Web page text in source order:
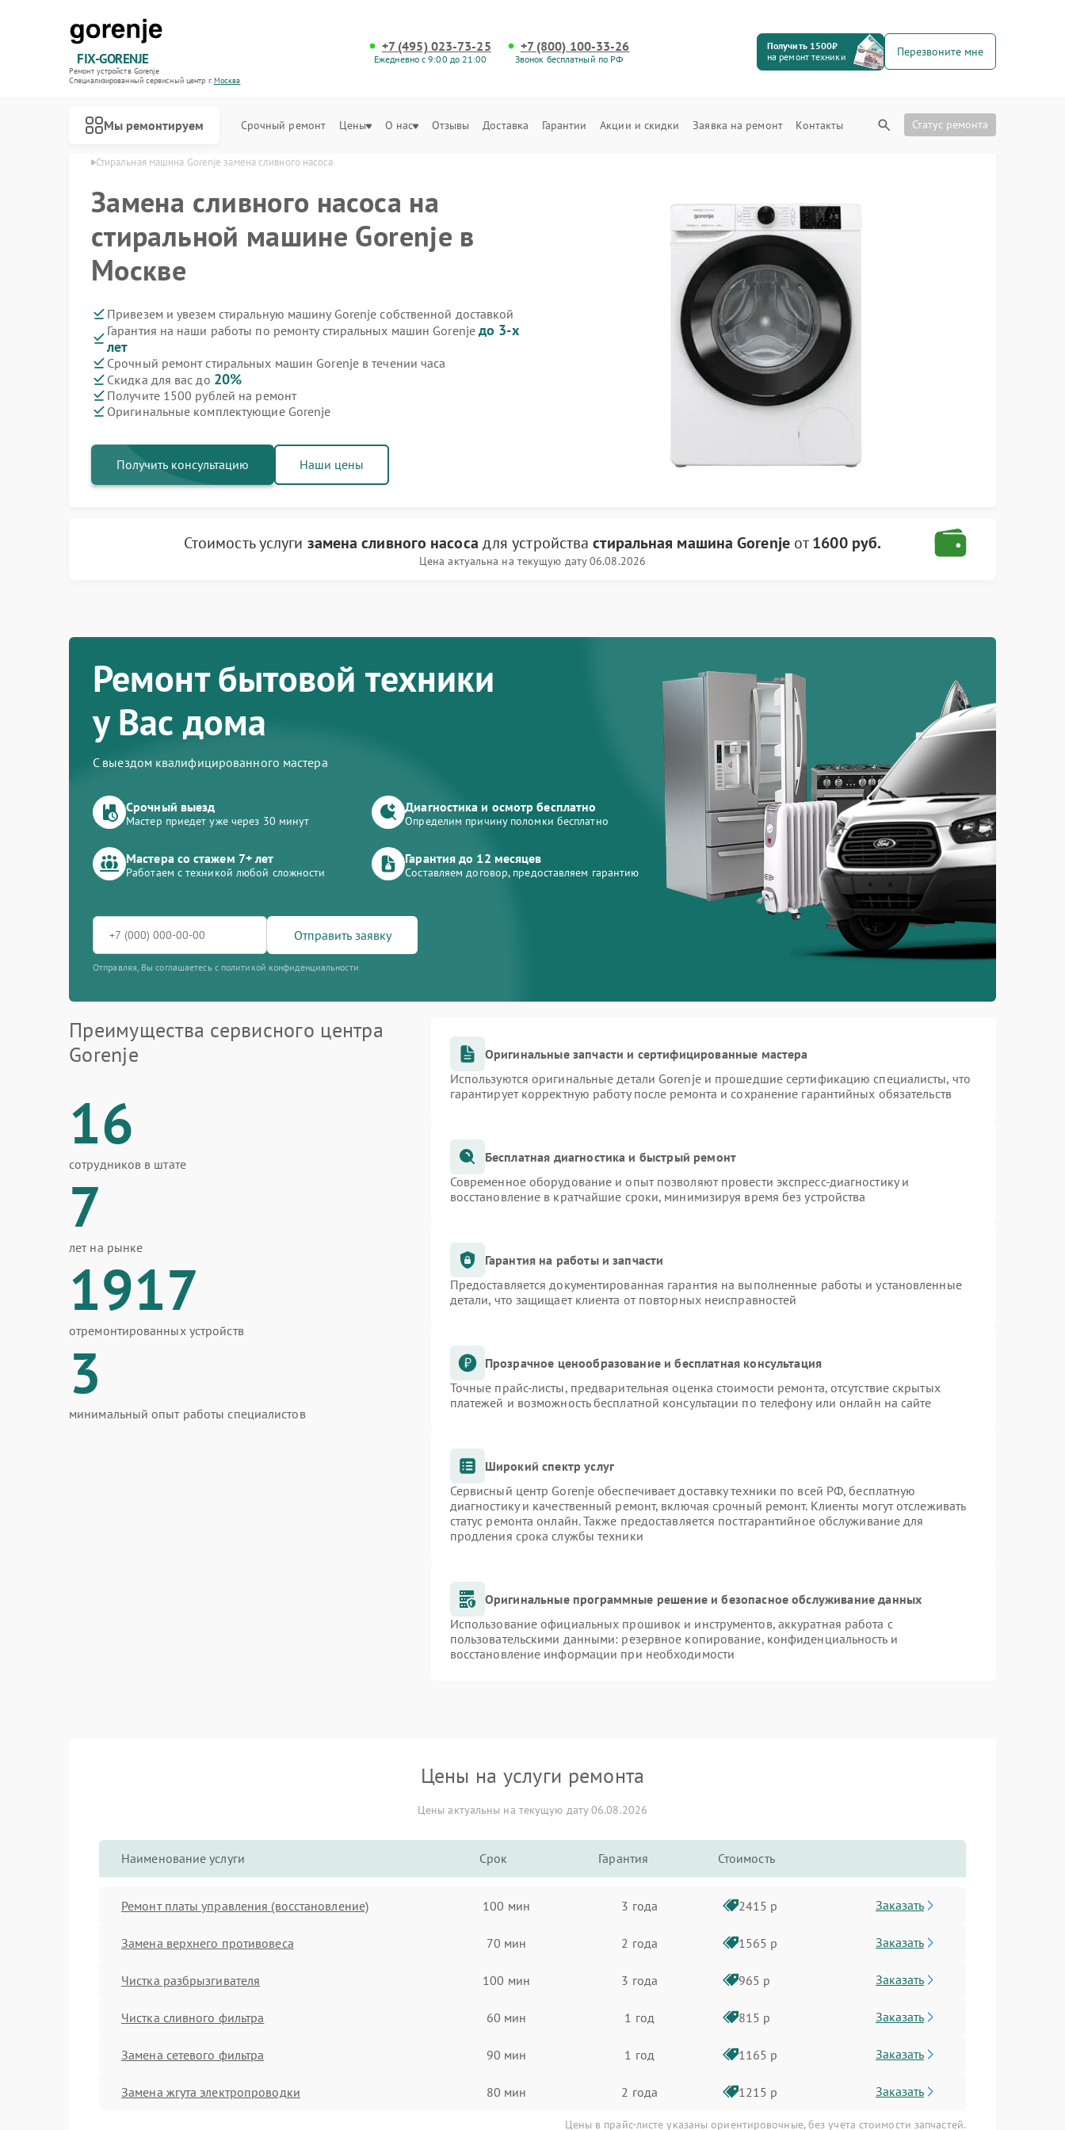
FIX-GORENJE
Ремонт устройств Gorenje
Специализированный cервисный центр г.Москва
+7 (495) 023-73-25
Ежедневно с 9:00 до 21:00
+7 (800) 100-33-26
Звонок бесплатный по РФ
Получить 1500₽
на ремонт техники
Перезвоните мне
Мы ремонтируем Срочный ремонт Цены О нас Отзывы Доставка Гарантии Акции и скидки Заявка на ремонт Контакты Статус ремонта
Стиральная машина Gorenje замена сливного насоса
Замена сливного насоса на
стиральной машине Gorenje в
Москве
Привезем и увезем стиральную машину Gorenje собственной доставкой
Гарантия на наши работы по ремонту стиральных машин Gorenje до 3-х
лет
Срочный ремонт стиральных машин Gorenje в течении часа
Скидка для вас до 20%
Получите 1500 рублей на ремонт
Оригинальные комплектующие Gorenje
Получить консультацию Наши цены
Стоимость услуги замена сливного насоса для устройствастиральная машина Gorenjeот1600 руб.
Цена актуальна на текущую дату 06.08.2026
Ремонт бытовой техники
у Вас дома
С выездом квалифицированного мастера
Срочный выезд
Мастер приедет уже через 30 минут
Диагностика и осмотр бесплатно
Определим причину поломки бесплатно
Мастера со стажем 7+ лет
Работаем с техникой любой сложности
Гарантия до 12 месяцев
Составляем договор, предоставляем гарантию
Отправить заявку
Отправляя, Вы соглашаетесь с политикой конфиденциальности
Преимущества сервисного центра
Gorenje
16
сотрудников в штате
7
лет на рынке
1917
отремонтированных устройств
3
минимальный опыт работы специалистов
Оригинальные запчасти и сертифицированные мастера
Используются оригинальные детали Gorenje и прошедшие сертификацию специалисты, что
гарантирует корректную работу после ремонта и сохранение гарантийных обязательств
Бесплатная диагностика и быстрый ремонт
Современное оборудование и опыт позволяют провести экспресс-диагностику и
восстановление в кратчайшие сроки, минимизируя время без устройства
Гарантия на работы и запчасти
Предоставляется документированная гарантия на выполненные работы и установленные
детали, что защищает клиента от повторных неисправностей
Прозрачное ценообразование и бесплатная консультация
Точные прайс-листы, предварительная оценка стоимости ремонта, отсутствие скрытых
платежей и возможность бесплатной консультации по телефону или онлайн на сайте
Широкий спектр услуг
Сервисный центр Gorenje обеспечивает доставку техники по всей РФ, бесплатную
диагностику и качественный ремонт, включая срочный ремонт. Клиенты могут отслеживать
статус ремонта онлайн. Также предоставляется постгарантийное обслуживание для
продления срока службы техники
Оригинальные программные решение и безопасное обслуживание данных
Использование официальных прошивок и инструментов, аккуратная работа с
пользовательскими данными: резервное копирование, конфиденциальность и
восстановление информации при необходимости
Цены на услуги ремонта
Цены актуальны на текущую дату 06.08.2026
Наименование услуги Срок Гарантия Стоимость
Ремонт платы управления (восстановление) 100 мин 3 года 2415 р Заказать
Замена верхнего противовеса 70 мин 2 года 1565 р Заказать
Чистка разбрызгивателя 100 мин 3 года 965 р Заказать
Чистка сливного фильтра 60 мин 1 год 815 р Заказать
Замена сетевого фильтра 90 мин 1 год 1165 р Заказать
Замена жгута электропроводки 80 мин 2 года 1215 р Заказать
Цены в прайс-листе указаны ориентировочные, без учета стоимости запчастей.